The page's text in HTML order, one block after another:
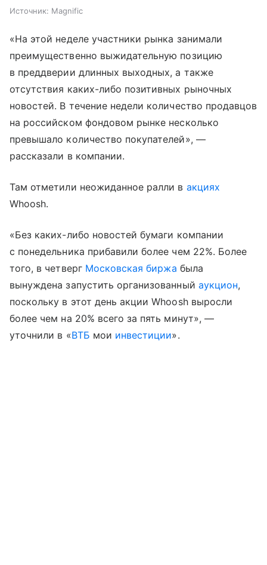
Источник: Magnific
«На этой неделе участники рынка занимали
преимущественно выжидательную позицию
в преддверии длинных выходных, а также
отсутствия каких-либо позитивных рыночных
новостей. В течение недели количество продавцов
на российском фондовом рынке несколько
превышало количество покупателей», —
рассказали в компании.
Там отметили неожиданное ралли в акциях
Whoosh.
«Без каких-либо новостей бумаги компании
с понедельника прибавили более чем 22%. Более
того, в четверг Московская биржа была
вынуждена запустить организованный аукцион,
поскольку в этот день акции Whoosh выросли
более чем на 20% всего за пять минут», —
уточнили в «ВТБ мои инвестиции».